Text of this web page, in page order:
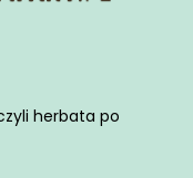
herbata po